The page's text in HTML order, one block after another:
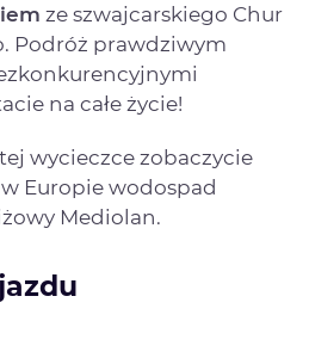
ze szwajcarskiego Chur
Podróż prawdziwym
na całe życie!
wycieczce zobaczycie
Europie wodospad
Mediolan.